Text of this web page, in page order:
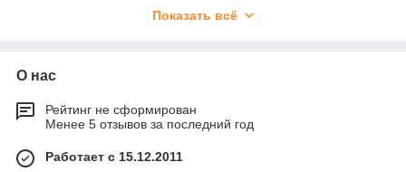
повышения эффективности использования своей продукции.
перечень оборудования для ухода за газоном и садом,
разделив каталог на подгруппы. Выберите необходимый
раздел, и Вам будет предложен список оборудования с
ценами и кратким техническим описанием. Садовая техника
STIHL – это то, что Вам нужно.
Показать всё
О нас
Рейтинг не сформирован
Менее 5 отзывов за последний год
Работает с 15.12.2011